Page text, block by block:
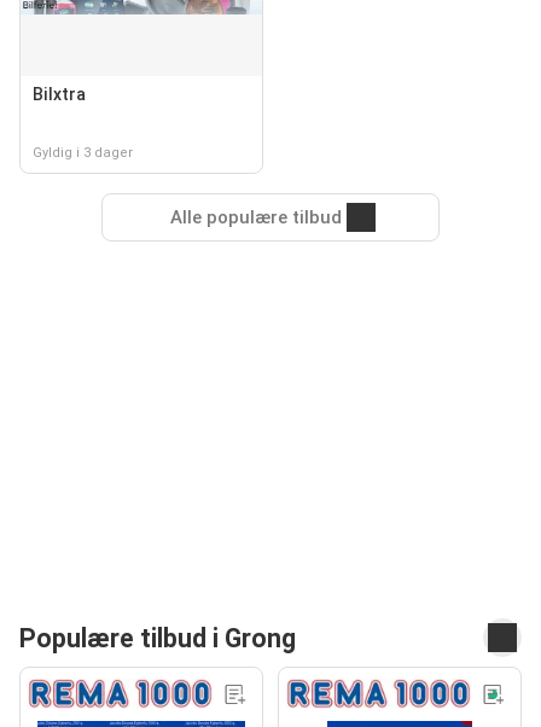
Bilxtra
Gyldig i 3 dager
Alle populære tilbud
Populære tilbud i Grong